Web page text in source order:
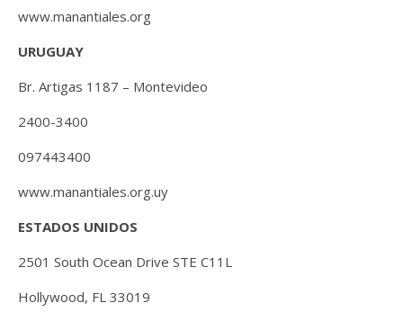
www.manantiales.org
URUGUAY
Br. Artigas 1187 – Montevideo
2400-3400
097443400
www.manantiales.org.uy
ESTADOS UNIDOS
2501 South Ocean Drive STE C11L
Hollywood, FL 33019